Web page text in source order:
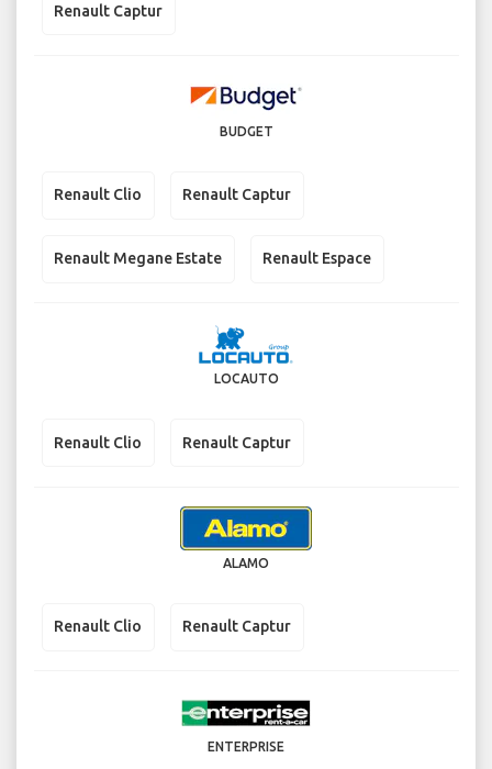
Renault Captur
BUDGET
Renault Clio Renault Captur
Renault Megane Estate Renault Espace
LOCAUTO
Renault Clio Renault Captur
ALAMO
Renault Clio Renault Captur
ENTERPRISE